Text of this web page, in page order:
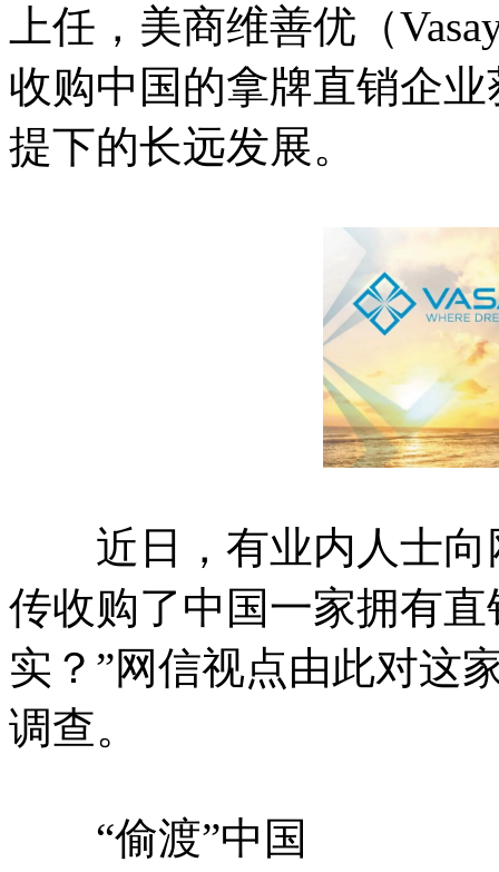
上任，美商维善优（
收购中国的拿牌直销企
提下的长远发展。
近日，有业内人士向
传收购了中国一家拥有
实？”网信视点由此对这
调查。
“偷渡”中国